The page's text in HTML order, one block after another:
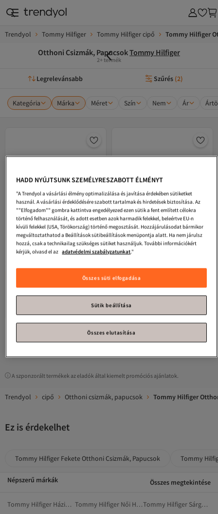
Trendyol Tommy Hilfiger Tommy Hilfiger cipő Tommy Hilfiger
Otthoni Csizmák, PapucsokTommy Hilfiger
2+ termék
Legrelevánsabb Szűrés (2)
Kategória Márka Méret Szín Nem Ár
#9. legtöbbször megtekintett
18 104
Legalacsonyabb (30 nap)
A szponzorált termékek az eladók által kiemelt promóciós ajánlatok.
Trendyol cipő Otthoni csizmák, papucsok Tommy Hilfiger
Ez is érdekelhet
Tommy Hilfiger Fekete Otthoni Csizmák, Papucsok Tommy
Népszerű márkák Összes megtekintése
Tommy Hilfiger Házipapucsok Tommy Hilfiger Női Házipapucsok
Tommy Hilfiger Sárga Szandálok És Papucsok
HADD NYÚJTSUNK SZEMÉLYRESZABOTT ÉLMÉNYT
"A Trendyol a vásárlási élmény optimalizálása és javítása érdekében sütiketket
használ. A vásárlási érdeklődésére szabott tartalmak és hirdetések biztosítása. Az
""Elfogadom"" gombra kattintva engedélyezed ezen sütik a fent említett célokra
történő felhasználását, és adott esetben azok harmadik felekkel, beleértve EU-n
kívüli felekkel (USA, Törökország) történő megosztását. Hozzájárulásodat bármikor
megváltoztathatod a Beállítások sütibeállítások menüpontja alatt. Ha nem járulsz
hozzá, csak a technikailag szükséges sütiket használjuk. További információkért
kérjük, olvasd el az adatvédelmi szabályzatunkat."
Összes süti elfogadása
Sütik beállítása
Összes elutasítása